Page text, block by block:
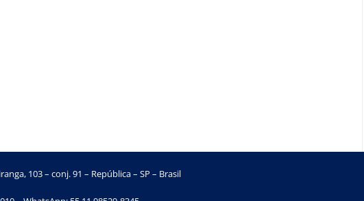
103 – conj. 91 – República – SP – Brasil